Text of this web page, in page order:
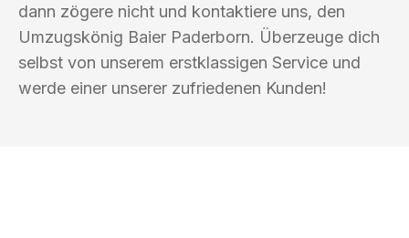
dann zögere nicht und kontaktiere uns, den
Umzugskönig Baier Paderborn. Überzeuge dich
selbst von unserem erstklassigen Service und
werde einer unserer zufriedenen Kunden!